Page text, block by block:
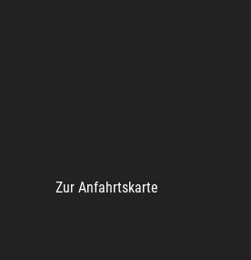
Zur Anfahrtskarte